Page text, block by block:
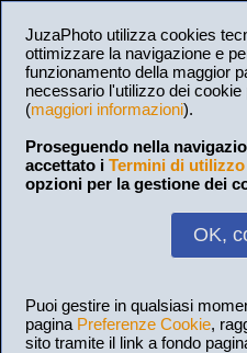
JuzaPhoto utilizza cookies
ottimizzare la navigazione e
funzionamento della maggior
necessario l'utilizzo dei
(maggiori informazioni).
Proseguendo nella
accettato i Termini di
opzioni per la gestione dei
OK,
Puoi gestire in qualsiasi
pagina Preferenze Cookie,
sito tramite il link a fondo